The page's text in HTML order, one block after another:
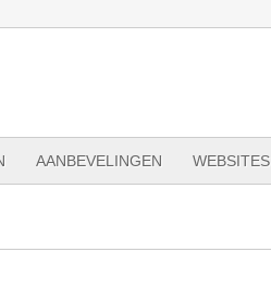
AANBEVELINGEN WEBSITES